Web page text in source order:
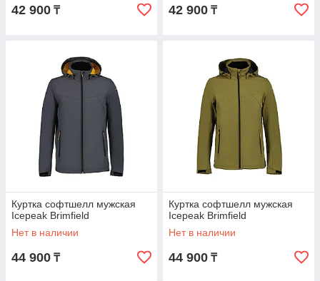
42 900 ₸ 42 900 ₸
Куртка софтшелл мужская
Icepeak Brimfield
Нет в наличии
44 900 ₸
Куртка софтшелл мужская
Icepeak Brimfield
Нет в наличии
44 900 ₸